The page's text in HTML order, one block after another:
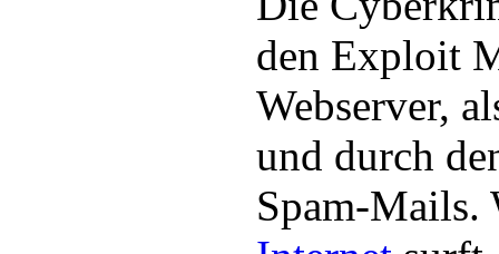
den Exploit
Webserver,
und durch
Spam-Mails.